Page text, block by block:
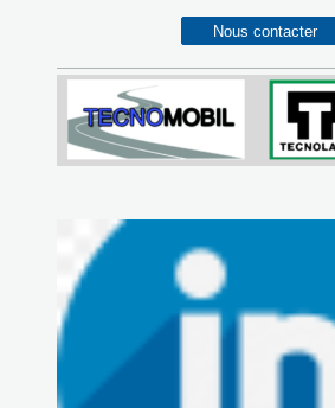
Nous contacter